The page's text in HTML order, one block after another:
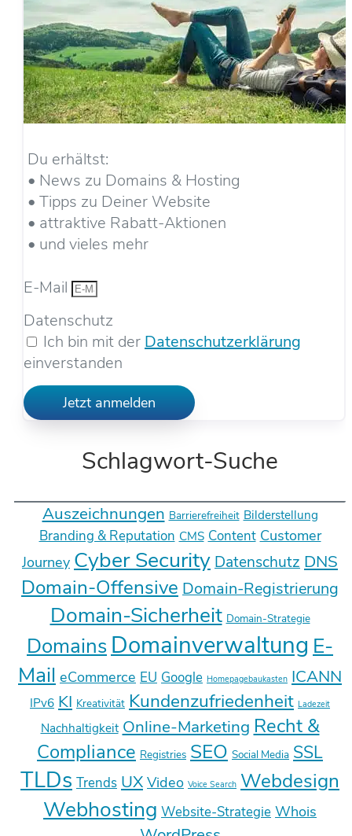
Du erhältst:
• News zu Domains & Hosting
• Tipps zu Deiner Website
• attraktive Rabatt-Aktionen
• und vieles mehr
E-Mail
Datenschutz
Ich bin mit der Datenschutzerklärung
einverstanden
Jetzt anmelden
Schlagwort-Suche
Auszeichnungen Barrierefreiheit Bilderstellung
Branding & Reputation CMS Content Customer
Journey Cyber Security Datenschutz DNS
Domain-Offensive Domain-Registrierung
Domain-Sicherheit Domain-Strategie
Domains Domainverwaltung E-
Mail eCommerce EU Google Homepagebaukasten ICANN
IPv6 KI Kreativität Kundenzufriedenheit Ladezeit
Nachhaltigkeit Online-Marketing Recht &
Compliance Registries SEO Social Media SSL
TLDs Trends UX Video Voice Search Webdesign
Webhosting Website-Strategie Whois